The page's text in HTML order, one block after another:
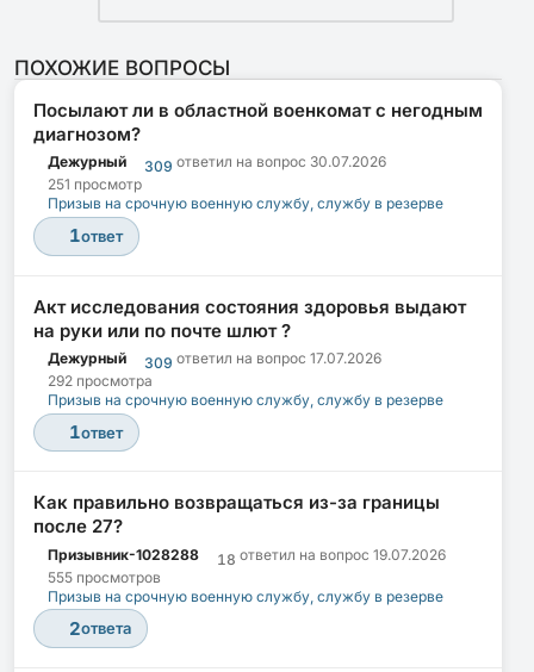
ПОХОЖИЕ ВОПРОСЫ
Посылают ли в областной военкомат с негодным
диагнозом?
Дежурный 309 ответил на вопрос 30.07.2026
251 просмотр
Призыв на срочную военную службу, службу в резерве
1ответ
Акт исследования состояния здоровья выдают
на руки или по почте шлют ?
Дежурный 309 ответил на вопрос 17.07.2026
292 просмотра
Призыв на срочную военную службу, службу в резерве
1ответ
Как правильно возвращаться из-за границы
после 27?
Призывник-1028288 18 ответил на вопрос 19.07.2026
555 просмотров
Призыв на срочную военную службу, службу в резерве
2ответа